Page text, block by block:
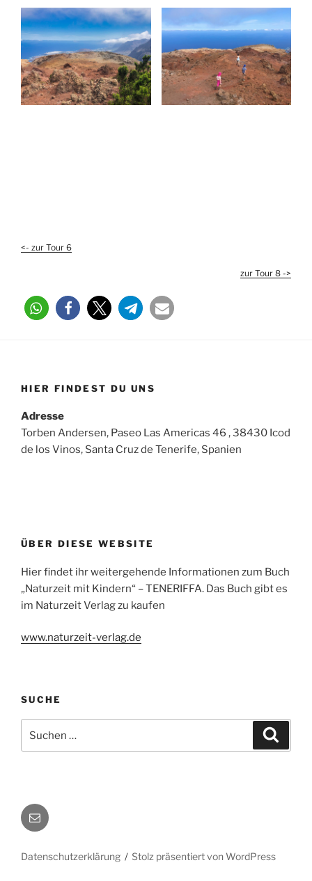
<- zur Tour 6
zur Tour 8 ->
HIER FINDEST DU UNS
Adresse
Torben Andersen, Paseo Las Americas 46 , 38430 Icod
de los Vinos, Santa Cruz de Tenerife, Spanien
ÜBER DIESE WEBSITE
Hier findet ihr weitergehende Informationen zum Buch
„Naturzeit mit Kindern“ – TENERIFFA. Das Buch gibt es
im Naturzeit Verlag zu kaufen
www.naturzeit-verlag.de
SUCHE
nach:
Autorenkontakt
Datenschutzerklärung Stolz präsentiert von WordPress